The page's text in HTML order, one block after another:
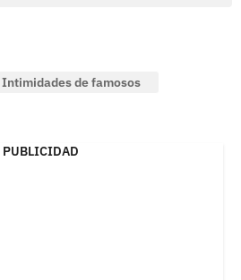
Intimidades de famosos
PUBLICIDAD